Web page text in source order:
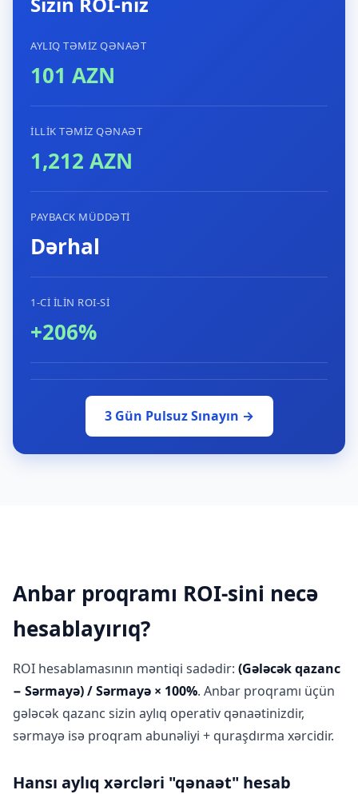
AYLIQ TƏMIZ QƏNAƏT
101 AZN
İLLIK TƏMIZ QƏNAƏT
1,212 AZN
PAYBACK MÜDDƏTI
Dərhal
1-CI ILIN ROI-SI
+206%
3 Gün Pulsuz Sınayın →
Anbar proqramı ROI-sini necə
hesablayırıq?
ROI hesablamasının məntiqi sadədir: (Gələcək qazanc
− Sərmayə) / Sərmayə × 100%. Anbar proqramı üçün
gələcək qazanc sizin aylıq operativ qənaətinizdir,
sərmayə isə proqram abunəliyi + quraşdırma xərcidir.
Hansı aylıq xərcləri "qənaət" hesab